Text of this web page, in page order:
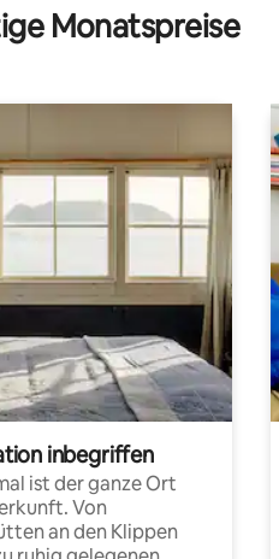
Monatspreise
inbegriffen
ist der ganze Ort
Von
an den Klippen